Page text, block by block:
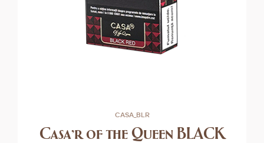
CASA_BLR
Casa'r of the Queen BLACK